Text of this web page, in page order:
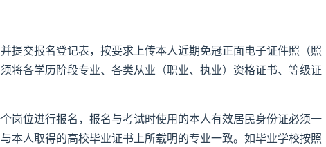
提交报名登记表，按要求上传本人近期免冠正面电子证件照（照
将各学历阶段专业、各类从业（职业、执业）资格证书、等级证
岗位进行报名，报名与考试时使用的本人有效居民身份证必须一
本人取得的高校毕业证书上所载明的专业一致。如毕业学校按照